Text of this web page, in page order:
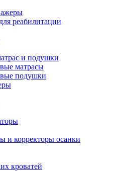
реабилитации
и подушки
матрасы
подушки
и корректоры осанки
кроватей